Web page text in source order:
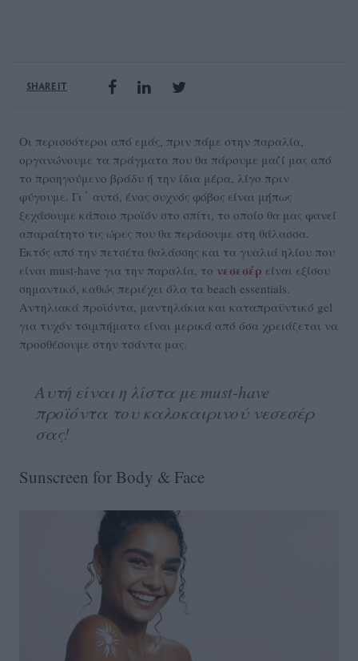
SHARE IT
Οι περισσότεροι από εμάς, πριν πάμε στην παραλία,
οργανώνουμε τα πράγματα που θα πάρουμε μαζί μας από
το προηγούμενο βράδυ ή την ίδια μέρα, λίγο πριν
φύγουμε. Γι΄ αυτό, ένας συχνός φόβος είναι μήπως
ξεχάσουμε κάποιο προϊόν στο σπίτι, το οποίο θα μας φανεί
απαραίτητο τις ώρες που θα περάσουμε στη θάλασσα.
Εκτός από την πετσέτα θαλάσσης και τα γυαλιά ηλίου που
είναι must-have για την παραλία, το νεσεσέρ είναι εξίσου
σημαντικό, καθώς περιέχει όλα τα beach essentials.
Αντηλιακά προϊόντα, μαντηλάκια και καταπραϋντικό gel
για τυχόν τσιμπήματα είναι μερικά από όσα χρειάζεται να
προσθέσουμε στην τσάντα μας.
Αυτή είναι η λίστα με must-have
προϊόντα του καλοκαιρινού νεσεσέρ
σας!
Sunscreen for Body & Face